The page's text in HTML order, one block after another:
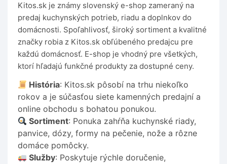
Kitos.sk je známy slovenský e-shop zameraný na
predaj kuchynských potrieb, riadu a doplnkov do
domácnosti. Spoľahlivosť, široký sortiment a kvalitné
značky robia z Kitos.sk obľúbeného predajcu pre
každú domácnosť. E-shop je vhodný pre všetkých,
ktorí hľadajú funkčné produkty za dostupné ceny.
História: Kitos.sk pôsobí na trhu niekoľko
rokov a je súčasťou siete kamenných predajní a
online obchodu s bohatou ponukou.
Sortiment: Ponuka zahŕňa kuchynské riady,
panvice, dózy, formy na pečenie, nože a rôzne
domáce pomôcky.
Služby: Poskytuje rýchle doručenie,